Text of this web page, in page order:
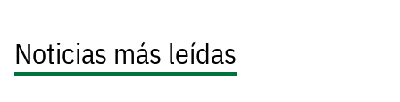
Noticias más leídas